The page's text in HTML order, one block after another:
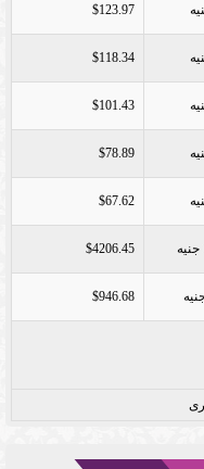
$123.97
$118.34
$101.43
$78.89
$67.62
$4206.45
$946.68